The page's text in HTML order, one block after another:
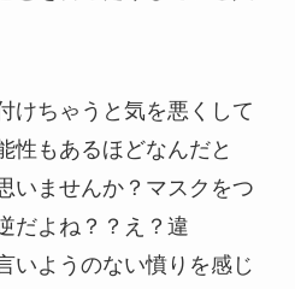
けちゃうと気を悪くして
性もあるほどなんだと
いませんか？マスクをつ
だよね？？え？違
いようのない憤りを感じ